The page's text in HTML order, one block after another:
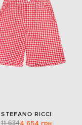
STEFANO RICCI
11 634